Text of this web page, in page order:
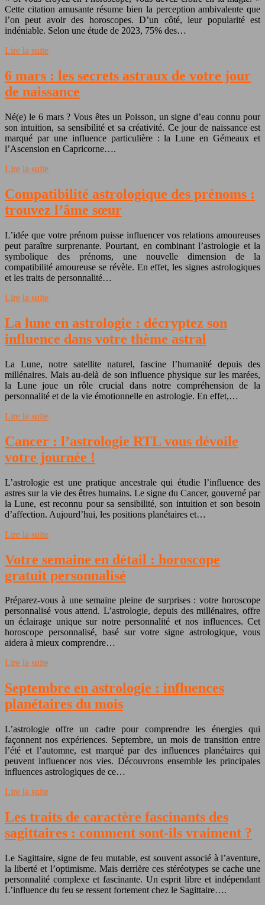
Cette citation amusante résume bien la perception ambivalente que
l’on peut avoir des horoscopes. D’un côté, leur popularité est
indéniable. Selon une étude de 2023, 75% des…
Lire la suite
6 mars : les secrets astraux de votre jour
de naissance
Né(e) le 6 mars ? Vous êtes un Poisson, un signe d’eau connu pour
son intuition, sa sensibilité et sa créativité. Ce jour de naissance est
marqué par une influence particulière : la Lune en Gémeaux et
l’Ascension en Capricorne….
Lire la suite
Compatibilité astrologique des prénoms :
trouvez l’âme sœur
L’idée que votre prénom puisse influencer vos relations amoureuses
peut paraître surprenante. Pourtant, en combinant l’astrologie et la
symbolique des prénoms, une nouvelle dimension de la
compatibilité amoureuse se révèle. En effet, les signes astrologiques
et les traits de personnalité…
Lire la suite
La lune en astrologie : décryptez son
influence dans votre thème astral
La Lune, notre satellite naturel, fascine l’humanité depuis des
millénaires. Mais au-delà de son influence physique sur les marées,
la Lune joue un rôle crucial dans notre compréhension de la
personnalité et de la vie émotionnelle en astrologie. En effet,…
Lire la suite
Cancer : l’astrologie RTL vous dévoile
votre journée !
L’astrologie est une pratique ancestrale qui étudie l’influence des
astres sur la vie des êtres humains. Le signe du Cancer, gouverné par
la Lune, est reconnu pour sa sensibilité, son intuition et son besoin
d’affection. Aujourd’hui, les positions planétaires et…
Lire la suite
Votre semaine en détail : horoscope
gratuit personnalisé
Préparez-vous à une semaine pleine de surprises : votre horoscope
personnalisé vous attend. L’astrologie, depuis des millénaires, offre
un éclairage unique sur notre personnalité et nos influences. Cet
horoscope personnalisé, basé sur votre signe astrologique, vous
aidera à mieux comprendre…
Lire la suite
Septembre en astrologie : influences
planétaires du mois
L’astrologie offre un cadre pour comprendre les énergies qui
façonnent nos expériences. Septembre, un mois de transition entre
l’été et l’automne, est marqué par des influences planétaires qui
peuvent influencer nos vies. Découvrons ensemble les principales
influences astrologiques de ce…
Lire la suite
Les traits de caractère fascinants des
sagittaires : comment sont-ils vraiment ?
Le Sagittaire, signe de feu mutable, est souvent associé à l’aventure,
la liberté et l’optimisme. Mais derrière ces stéréotypes se cache une
personnalité complexe et fascinante. Un esprit libre et indépendant
L’influence du feu se ressent fortement chez le Sagittaire….